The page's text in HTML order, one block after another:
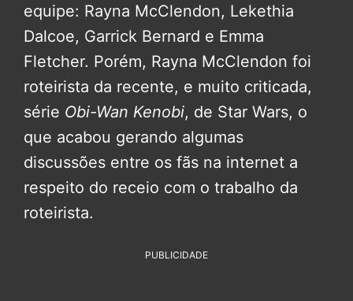
equipe: Rayna McClendon, Lekethia
Dalcoe, Garrick Bernard e Emma
Fletcher. Porém, Rayna McClendon foi
roteirista da recente, e muito criticada,
série Obi-Wan Kenobi, de Star Wars, o
que acabou gerando algumas
discussões entre os fãs na internet a
respeito do receio com o trabalho da
roteirista.
PUBLICIDADE